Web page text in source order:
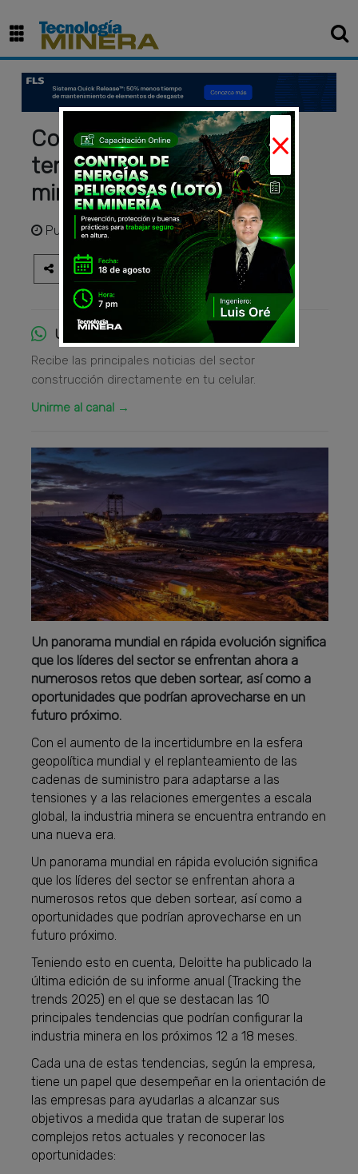
Conoce las 10 principales
tendencias de la industria
minera en 2025
Publicadohace 1 año
Únete al canal de WhatsApp
Recibe las principales noticias del sector
construcción directamente en tu celular.
Unirme al canal →
Un panorama mundial en rápida evolución significa
que los líderes del sector se enfrentan ahora a
numerosos retos que deben sortear, así como a
oportunidades que podrían aprovecharse en un
futuro próximo.
Con el aumento de la incertidumbre en la esfera
geopolítica mundial y el replanteamiento de las
cadenas de suministro para adaptarse a las
tensiones y a las relaciones emergentes a escala
global, la industria minera se encuentra entrando en
una nueva era.
Un panorama mundial en rápida evolución significa
que los líderes del sector se enfrentan ahora a
numerosos retos que deben sortear, así como a
oportunidades que podrían aprovecharse en un
futuro próximo.
Teniendo esto en cuenta, Deloitte ha publicado la
última edición de su informe anual (Tracking the
trends 2025) en el que se destacan las 10
principales tendencias que podrían configurar la
industria minera en los próximos 12 a 18 meses.
Cada una de estas tendencias, según la empresa,
tiene un papel que desempeñar en la orientación de
las empresas para ayudarlas a alcanzar sus
objetivos a medida que tratan de superar los
complejos retos actuales y reconocer las
oportunidades:
×